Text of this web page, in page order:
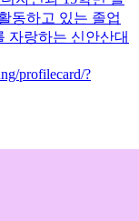
동하고 있는 졸업
자랑하는 신안산대
profilecard/?